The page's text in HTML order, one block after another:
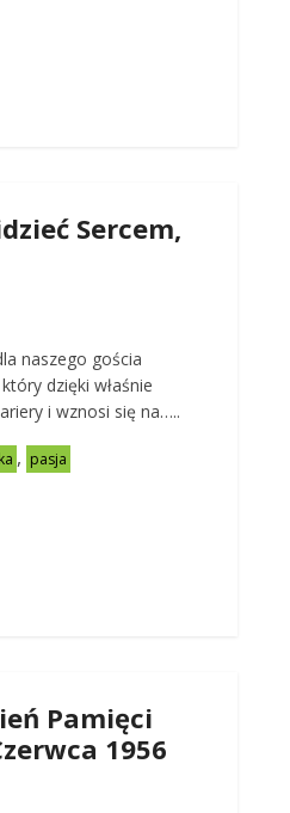
Sercem,
naszego gościa
dzięki właśnie
i wznosi się na…..
, pasja
Pamięci
1956